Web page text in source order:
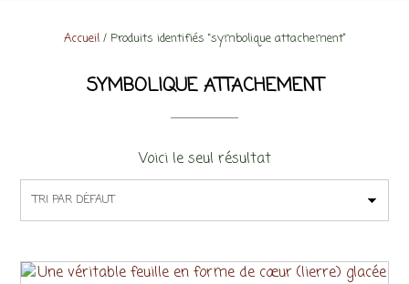
Accueil/ Produits identifiés “symbolique attachement”
SYMBOLIQUE ATTACHEMENT
Voici le seul résultat